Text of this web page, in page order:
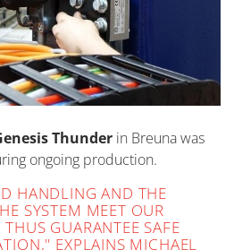
Thunder in Breuna was
ongoing production.
HANDLING AND THE
SYSTEM MEET OUR
GUARANTEE SAFE
EXPLAINS MICHAEL